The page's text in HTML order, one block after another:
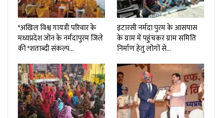
*अखिल विश्व गायत्री परिवार के
मध्यप्रदेश जोन के नर्मदापुरम जिले
की *शताब्दी संकल्प…
इटारसी नर्मदा पुरम के आसपास
के ग्राम में पहुंचकर ग्राम समिति
निर्माण हेतु लोगों से…